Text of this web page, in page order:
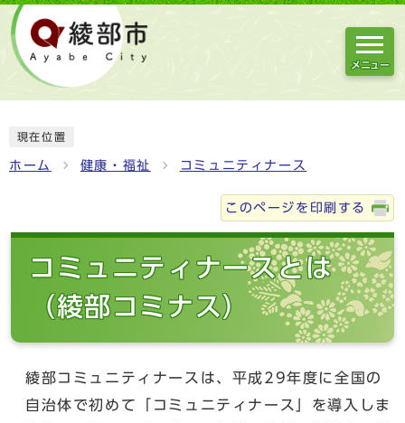
メニュー
現在位置
ホーム 健康・福祉 コミュニティナース
このページを印刷する
コミュニティナースとは
（綾部コミナス）
綾部コミュニティナースは、平成29年度に全国の
自治体で初めて「コミュニティナース」を導入しま